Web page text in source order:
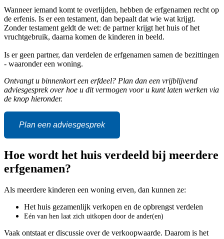
Wanneer iemand komt te overlijden, hebben de erfgenamen recht op
de erfenis. Is er een testament, dan bepaalt dat wie wat krijgt.
Zonder testament geldt de wet: de partner krijgt het huis of het
vruchtgebruik, daarna komen de kinderen in beeld.
Is er geen partner, dan verdelen de erfgenamen samen de bezittingen
- waaronder een woning.
Ontvangt u binnenkort een erfdeel? Plan dan een vrijblijvend
adviesgesprek over hoe u dit vermogen voor u kunt laten werken via
de knop hieronder.
Plan een adviesgesprek
Hoe wordt het huis verdeeld bij meerdere
erfgenamen?
Als meerdere kinderen een woning erven, dan kunnen ze:
Het huis gezamenlijk verkopen en de opbrengst verdelen
Eén van hen laat zich uitkopen door de ander(en)
Vaak ontstaat er discussie over de verkoopwaarde. Daarom is het